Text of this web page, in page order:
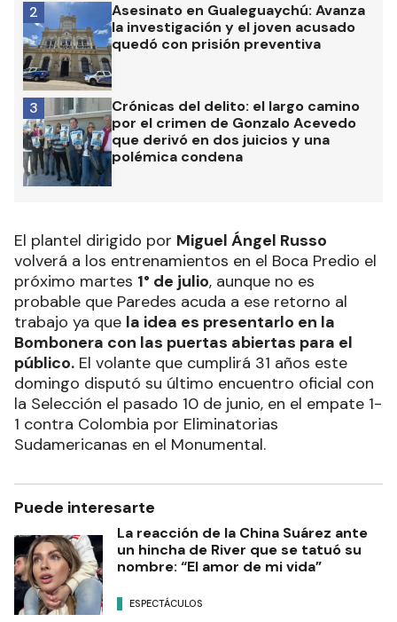
Asesinato en Gualeguaychú: Avanza
la investigación y el joven acusado
quedó con prisión preventiva
2
Crónicas del delito: el largo camino
por el crimen de Gonzalo Acevedo
que derivó en dos juicios y una
polémica condena
3
El plantel dirigido por Miguel Ángel Russo
volverá a los entrenamientos en el Boca Predio el
próximo martes 1° de julio, aunque no es
probable que Paredes acuda a ese retorno al
trabajo ya que la idea es presentarlo en la
Bombonera con las puertas abiertas para el
público. El volante que cumplirá 31 años este
domingo disputó su último encuentro oficial con
la Selección el pasado 10 de junio, en el empate 1-
1 contra Colombia por Eliminatorias
Sudamericanas en el Monumental.
Puede interesarte
La reacción de la China Suárez ante
un hincha de River que se tatuó su
nombre: “El amor de mi vida”
ESPECTÁCULOS